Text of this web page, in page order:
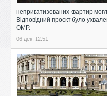
неприватизованих квартир
Відповідний проєкт було
ОМР.
06 дек, 12:51